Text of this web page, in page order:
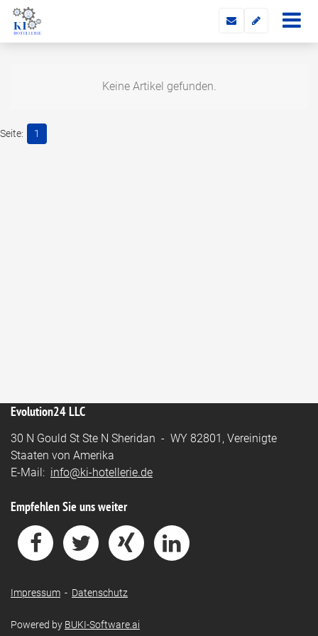
Keine Artikel gefunden.
1
Evolution24 LLC
30 N Gould St Ste N Sheridan - WY 82801, Vereinigte
Staaten von Amerika
E-Mail: info@ki-hotellerie.de
Empfehlen Sie uns weiter
Impressum - Datenschutz
Powered by BUKI-Software.ai